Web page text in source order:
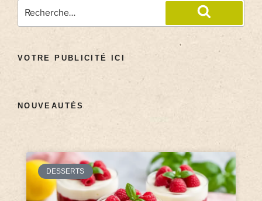
VOTRE PUBLICITÉ ICI
NOUVEAUTÉS
DESSERTS